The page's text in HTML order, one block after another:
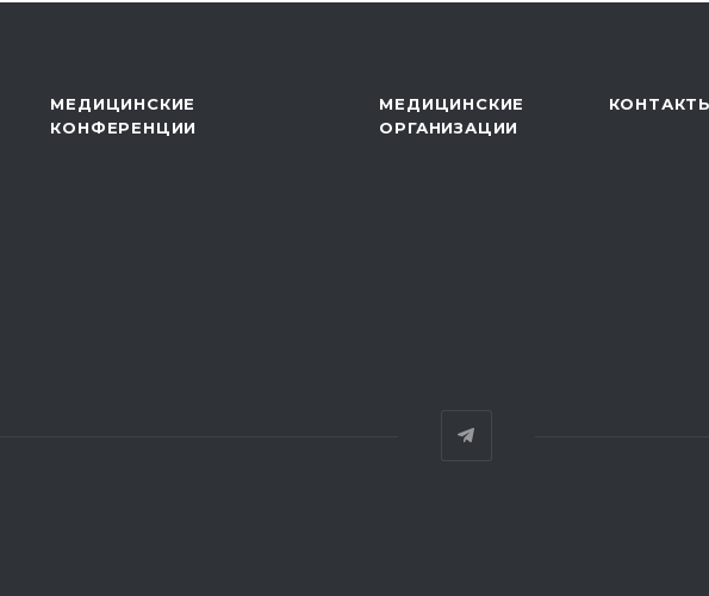
МЕДИЦИНСКИЕ
КОНФЕРЕНЦИИ
МЕДИЦИНСКИЕ
ОРГАНИЗАЦИИ